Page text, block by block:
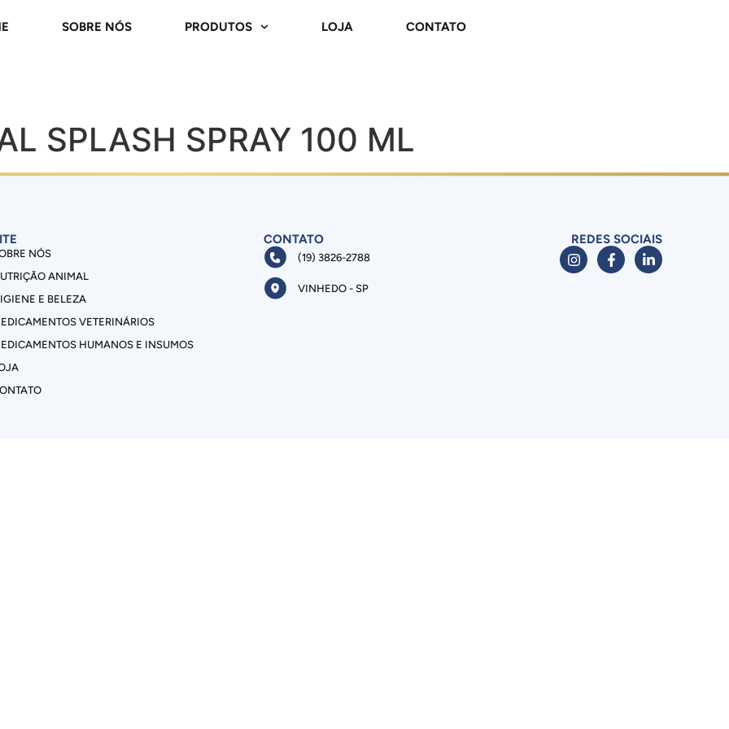
SOBRE NÓS PRODUTOS LOJA CONTATO
SPLASH SPRAY 100 ML
NÓS
ANIMAL
E BELEZA
VETERINÁRIOS
HUMANOS E INSUMOS
CONTATO
(19) 3826-2788
VINHEDO - SP
REDES SOCIAIS